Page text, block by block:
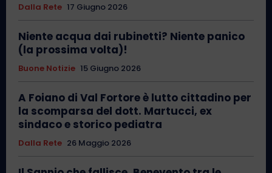
Dalla Rete 17 Giugno 2026
Niente acqua dai rubinetti? Niente panico
(la prossima volta)!
Buone Notizie 15 Giugno 2026
A Foiano di Val Fortore è lutto cittadino per
la scomparsa del dott. Martucci, ex
sindaco e storico pediatra
Dalla Rete 26 Maggio 2026